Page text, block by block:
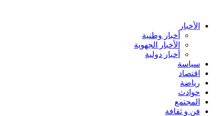
content الأخبار
أخبار وطنية
الأخبار الجهوية
أخبار دولية
سياسة
اقتصاد
رياضة
حوادث
المجتمع
فن و ثقافة